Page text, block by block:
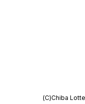
(C)Chiba